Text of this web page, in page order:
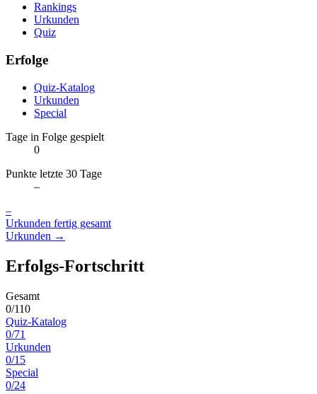
Rankings
Urkunden
Quiz
Erfolge
Quiz-Katalog
Urkunden
Special
Tage in Folge gespielt
0
Punkte letzte 30 Tage
–
–
Urkunden fertig gesamt
Urkunden →
Erfolgs-Fortschritt
Gesamt
0/110
Quiz-Katalog
0/71
Urkunden
0/15
Special
0/24